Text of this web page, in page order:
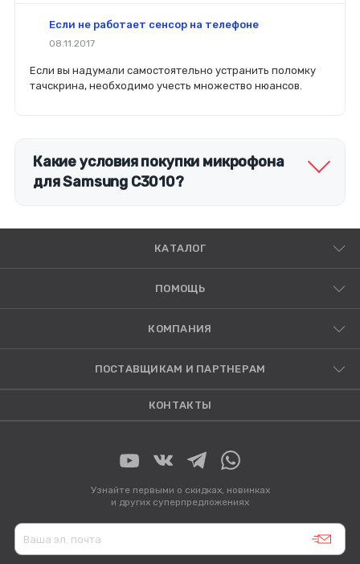
Если не работает сенсор на телефоне
08.11.2017
Если вы надумали самостоятельно устранить поломку
тачскрина, необходимо учесть множество нюансов.
Какие условия покупки микрофона
для Samsung C3010?
КАТАЛОГ
ПОМОЩЬ
КОМПАНИЯ
ПОСТАВЩИКАМ И ПАРТНЕРАМ
КОНТАКТЫ
Узнайте первыми о скидках, новинках
и других суперпредложениях